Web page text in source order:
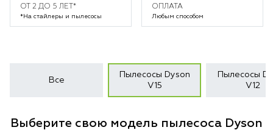
ОТ 2 ДО 5 ЛЕТ*
*На стайлеры и пылесосы
ОПЛАТА
Любым способом
Все
Пылесосы Dyson
V15
Пылесосы
V12
Выберите свою модель пылесоса Dyson